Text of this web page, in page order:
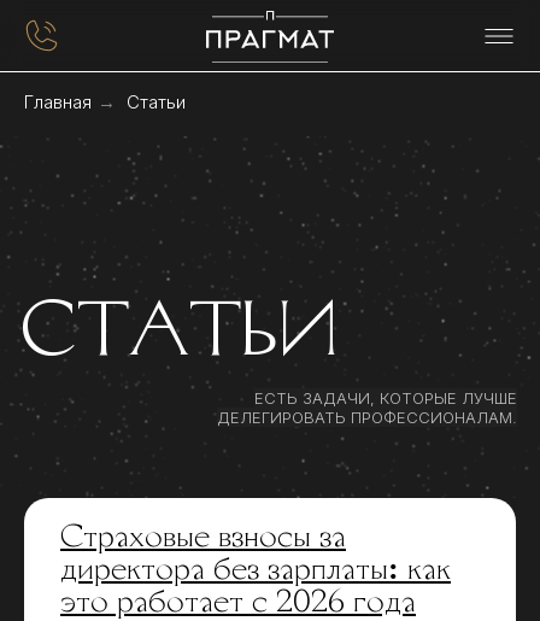
Главная → Статьи
СТАТЬИ
С ТА ТЬИ
ЕСТЬ ЗАДАЧИ, КОТОРЫЕ ЛУЧШЕ
ДЕЛЕГИРОВАТЬ ПРОФЕССИОНАЛАМ.
Страховые взносы за
директора без зарплаты: как
это работает с 2026 года